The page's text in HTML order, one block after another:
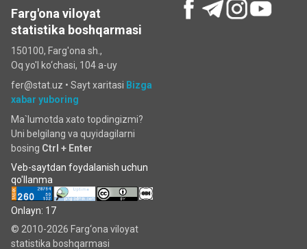
Farg'ona viloyat
statistika boshqarmasi
150100, Farg'ona sh.,
Oq yo'l ko‘chаsi, 104 a-uy
fer@stat.uz • Sayt xaritasi Bizga
xabar yuboring
Ma`lumotda xato topdingizmi?
Uni belgilang va quyidagilarni
bosing Ctrl + Enter
Veb-saytdan foydalanish uchun
qo'llanma
Onlayn: 17
© 2010-2026 Farg‘ona viloyat
statistika boshqarmasi